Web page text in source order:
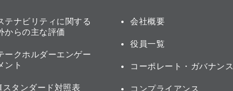
テナビリティに関する
からの主な評価
ークホルダーエンゲー
ント
スタンダード対照表
会社概要
役員一覧
コーポレート・ガバナンス
コンプライアンス